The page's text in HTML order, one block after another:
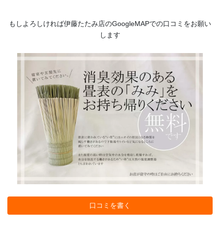
もしよろしければ伊藤たたみ店のGoogleMAPでの口コミをお願い
します
口コミを書く